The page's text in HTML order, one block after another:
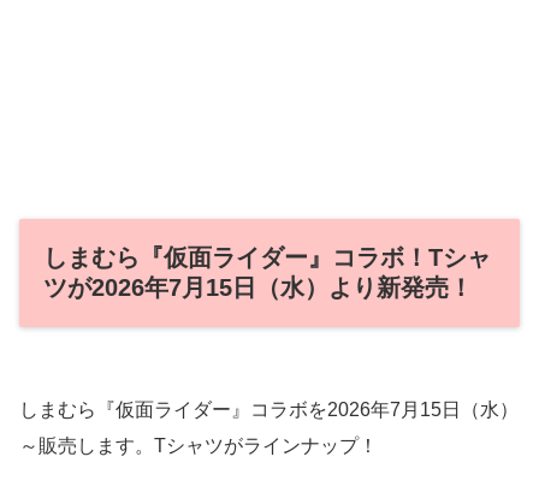
しまむら『仮面ライダー』コラボ！Tシャ
ツが2026年7月15日（水）より新発売！
しまむら『仮面ライダー』コラボを2026年7月15日（水）
～販売します。Tシャツがラインナップ！